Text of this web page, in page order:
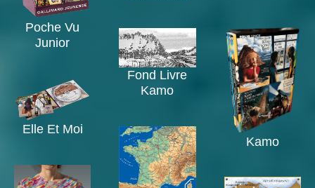
Poche Vu
Junior
Kamo
Fond Livre
Kamo
Elle Et Moi